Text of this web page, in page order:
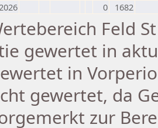
0 1682
Feld
gewertet in
in
gewertet, da
zur